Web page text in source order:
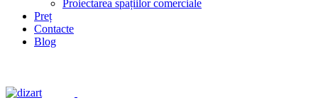
Proiectarea spațiilor comerciale
Preț
Contacte
Blog